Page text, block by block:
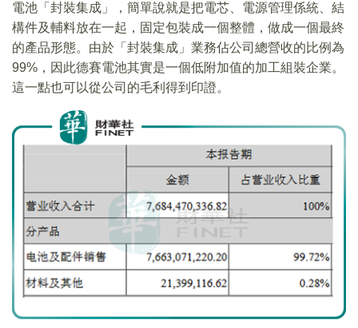
電池「封裝集成」，簡單說就是把電芯、電源管理係統、結
構件及輔料放在一起，固定包裝成一個整體，做成一個最終
的產品形態。由於「封裝集成」業務佔公司總營收的比例為
99%，因此德賽電池其實是一個低附加值的加工組裝企業。
這一點也可以從公司的毛利得到印證。